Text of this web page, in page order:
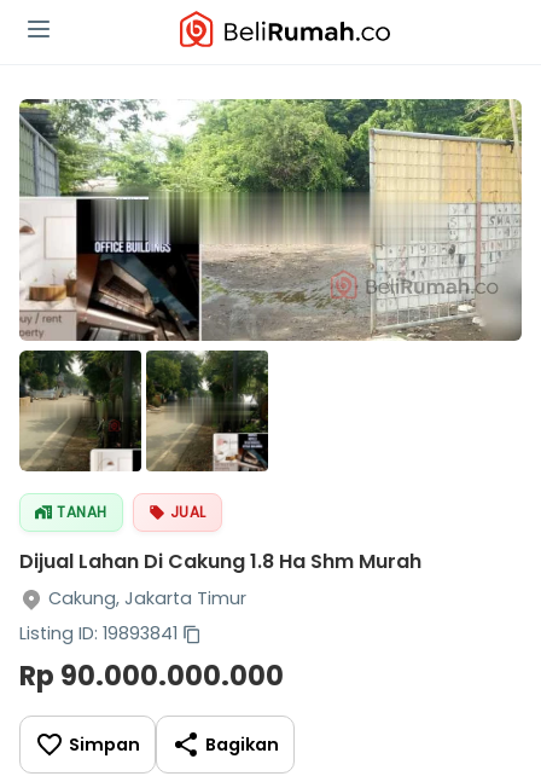
TANAH JUAL
Dijual Lahan Di Cakung 1.8 Ha Shm Murah
Cakung, Jakarta Timur
Listing ID: 19893841
Rp 90.000.000.000
Simpan Bagikan